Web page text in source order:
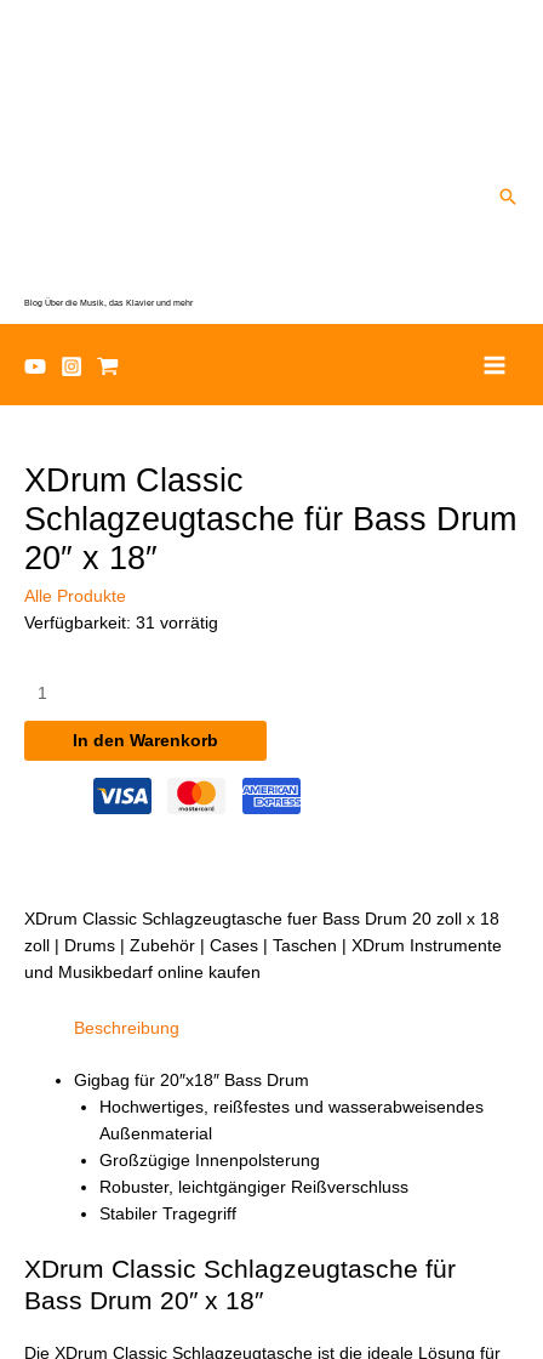
Blog Über die Musik, das Klavier und mehr
XDrum Classic
Schlagzeugtasche für Bass Drum
20″ x 18″
Alle Produkte
Verfügbarkeit: 31 vorrätig
Classic
Schlagzeugtasche
für
Menge
In den Warenkorb
XDrum Classic Schlagzeugtasche fuer Bass Drum 20 zoll x 18
zoll | Drums | Zubehör | Cases | Taschen | XDrum Instrumente
und Musikbedarf online kaufen
Beschreibung
Gigbag für 20″x18″ Bass Drum
Hochwertiges, reißfestes und wasserabweisendes
Außenmaterial
Großzügige Innenpolsterung
Robuster, leichtgängiger Reißverschluss
Stabiler Tragegriff
XDrum Classic Schlagzeugtasche für
Bass Drum 20″ x 18″
Die XDrum Classic Schlagzeugtasche ist die ideale Lösung für